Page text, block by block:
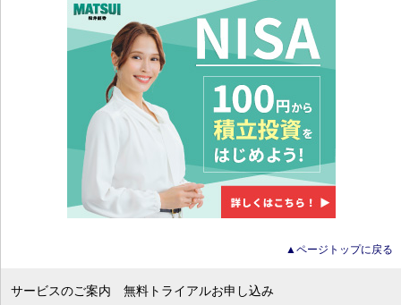
▲ページトップに戻る
サービスのご案内 無料トライアルお申し込み